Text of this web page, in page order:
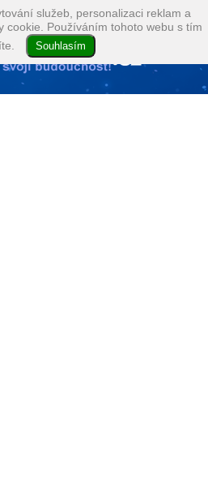
služeb, personalizaci reklam a
cookie. Používáním tohoto webu s tím